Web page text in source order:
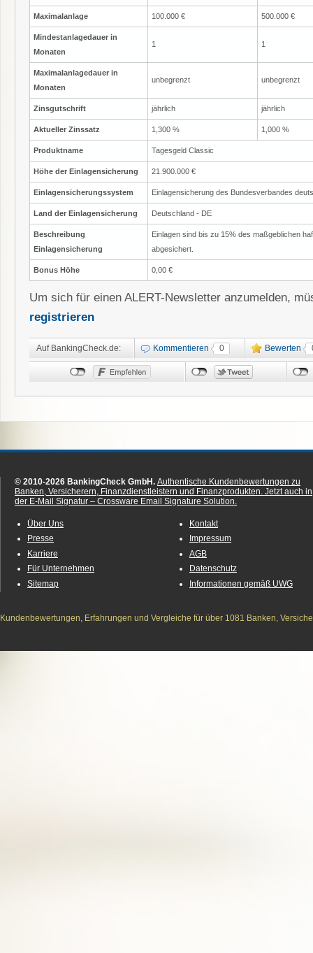
Maximalanlage 100.000 € 500.000 €
Mindestanlagedauer in
Monaten
1 1
Maximalanlagedauer in
Monaten
unbegrenzt unbegrenzt
Zinsgutschrift jährlich jährlich
Aktueller Zinssatz 1,300 % 1,000 %
Produktname Tagesgeld Classic
Höhe der Einlagensicherung 21.900.000 €
Einlagensicherungssystem Einlagensicherung des Bundesverbandes
Land der Einlagensicherung Deutschland - DE
Beschreibung
Einlagensicherung
Einlagen sind bis zu 15% des maßgeblichen
abgesichert.
Bonus Höhe 0,00 €
Um sich für einen ALERT-Newsletter anzumelden,
registrieren
Auf BankingCheck.de: Kommentieren 0 Bewerten
© 2010-2026 BankingCheck GmbH. Authentische Kundenbewertungen zu
Banken, Versicherern, Finanzdienstleistern und Finanzprodukten. Jetzt auch in
der E-Mail Signatur – Crossware Email Signature Solution.
Über Uns
Presse
Karriere
Für Unternehmen
Sitemap
Kontakt
Impressum
AGB
Datenschutz
Informationen gemäß UWG
Kundenbewertungen, Erfahrungen und Vergleiche für über 1081 Banken,